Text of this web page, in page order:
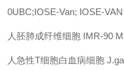
0UBC;IOSE-Van; IOSE-VAN
人胚肺成纤维细胞 IMR-90
人急性T细胞白血病细胞